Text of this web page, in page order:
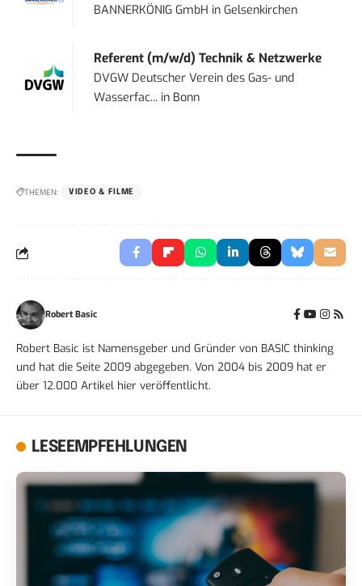
BANNERKÖNIG GmbH inGelsenkirchen
Referent (m/w/d) Technik & Netzwerke
DVGW Deutscher Verein des Gas- und
Wasserfac... in Bonn
THEMEN: VIDEO & FILME
Robert Basic
Robert Basic ist Namensgeber und Gründer von BASIC thinking
und hat die Seite 2009 abgegeben. Von 2004 bis 2009 hat er
über 12.000 Artikel hier veröffentlicht.
LESEEMPFEHLUNGEN